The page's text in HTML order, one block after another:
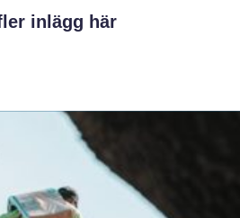
inlägg här